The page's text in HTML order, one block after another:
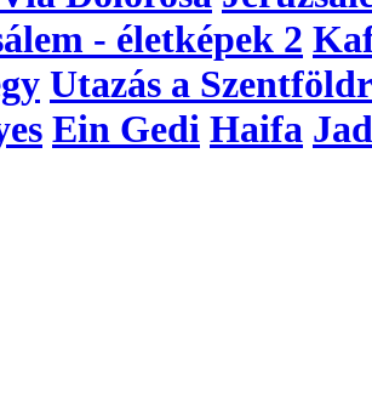
- életképek 2
Utazás a
Ein Gedi Haifa